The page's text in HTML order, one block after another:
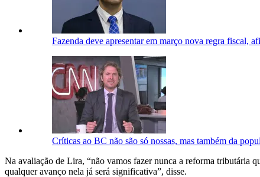
Fazenda deve apresentar em março nova regra fiscal,
Críticas ao BC não são só nossas, mas também da
Na avaliação de Lira, “não vamos fazer nunca a reforma tributária
qualquer avanço nela já será significativa”, disse.